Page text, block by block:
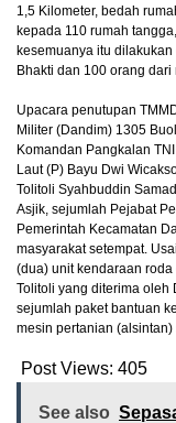
1,5 Kilometer, bedah
kepada 110 rumah
kesemuanya itu
Bhakti dan 100 orang dari
Upacara penutupan
Militer (Dandim) 1305
Komandan Pangkalan
Laut (P) Bayu Dwi
Tolitoli Syahbuddin
Asjik, sejumlah Pejabat
Pemerintah Kecamatan
masyarakat setempat.
(dua) unit kendaraan
Tolitoli yang diterima oleh
sejumlah paket bantuan
mesin pertanian
Post Views: 405
See also